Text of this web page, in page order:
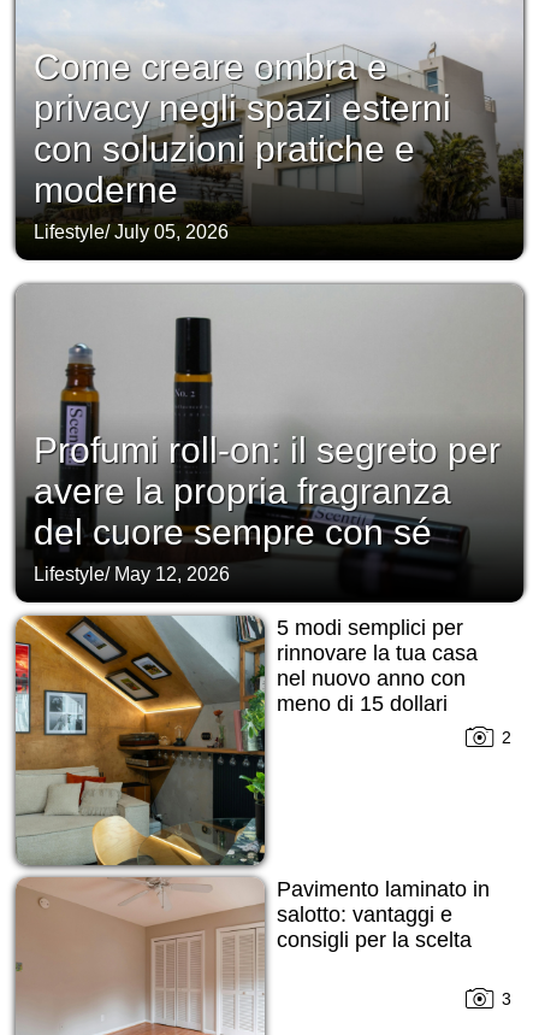
Come creare ombra e
privacy negli spazi esterni
con soluzioni pratiche e
moderne
Lifestyle/July 05, 2026
Profumi roll-on: il segreto per
avere la propria fragranza
del cuore sempre con sé
Lifestyle/ May 12, 2026
5 modi semplici per
rinnovare la tua casa
nel nuovo anno con
meno di 15 dollari
2
Pavimento laminato in
salotto: vantaggi e
consigli per la scelta
3